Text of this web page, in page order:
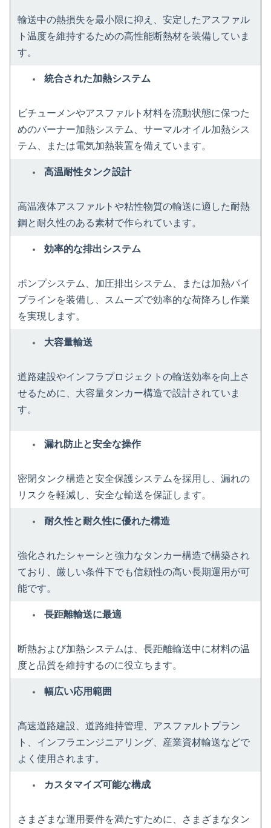
輸送中の熱損失を最小限に抑え、安定したアスファル
ト温度を維持するための高性能断熱材を装備していま
す。
統合された加熱システム
ビチューメンやアスファルト材料を流動状態に保つた
めのバーナー加熱システム、サーマルオイル加熱シス
テム、または電気加熱装置を備えています。
高温耐性タンク設計
高温液体アスファルトや粘性物質の輸送に適した耐熱
鋼と耐久性のある素材で作られています。
効率的な排出システム
ポンプシステム、加圧排出システム、または加熱パイ
プラインを装備し、スムーズで効率的な荷降ろし作業
を実現します。
大容量輸送
道路建設やインフラプロジェクトの輸送効率を向上さ
せるために、大容量タンカー構造で設計されていま
す。
漏れ防止と安全な操作
密閉タンク構造と安全保護システムを採用し、漏れの
リスクを軽減し、安全な輸送を保証します。
耐久性と耐久性に優れた構造
強化されたシャーシと強力なタンカー構造で構築され
ており、厳しい条件下でも信頼性の高い長期運用が可
能です。
長距離輸送に最適
断熱および加熱システムは、長距離輸送中に材料の温
度と品質を維持するのに役立ちます。
幅広い応用範囲
高速道路建設、道路維持管理、アスファルトプラン
ト、インフラエンジニアリング、産業資材輸送などで
よく使用されます。
カスタマイズ可能な構成
さまざまな運用要件を満たすために、さまざまなタン